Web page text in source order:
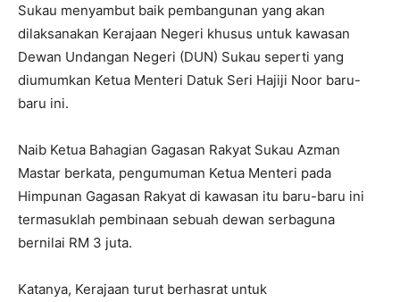
Sukau menyambut baik pembangunan yang akan
dilaksanakan Kerajaan Negeri khusus untuk kawasan
Dewan Undangan Negeri (DUN) Sukau seperti yang
diumumkan Ketua Menteri Datuk Seri Hajiji Noor baru-
baru ini.
Naib Ketua Bahagian Gagasan Rakyat Sukau Azman
Mastar berkata, pengumuman Ketua Menteri pada
Himpunan Gagasan Rakyat di kawasan itu baru-baru ini
termasuklah pembinaan sebuah dewan serbaguna
bernilai RM 3 juta.
Katanya, Kerajaan turut berhasrat untuk